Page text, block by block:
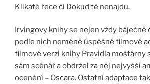
Klikaté řece či Dokud tě nenajdu.
Irvingovy knihy se nejen vždy báječně
podle nich neméně úspěšné filmové
filmové verzi knihy Pravidla moštárny
sám scénář a obdržel za něj nejvyšší
ocenění – Oscara. Ostatní adaptace